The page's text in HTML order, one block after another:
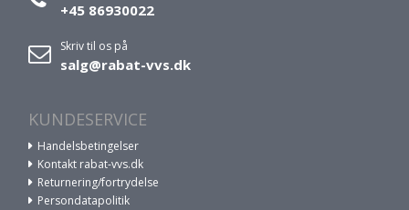
+45 86930022
Skriv til os på
salg@rabat-vvs.dk
KUNDESERVICE
Handelsbetingelser
Kontakt rabat-vvs.dk
Returnering/fortrydelse
Persondatapolitik